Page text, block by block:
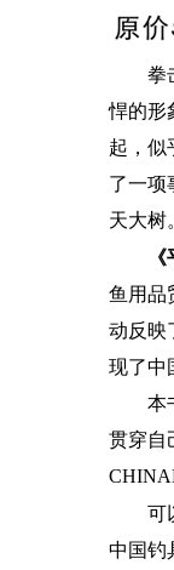
拳
悍的形
起，似
了一项
天大树
鱼用品
动反映
现了中
本
贯穿自
可
中国钓